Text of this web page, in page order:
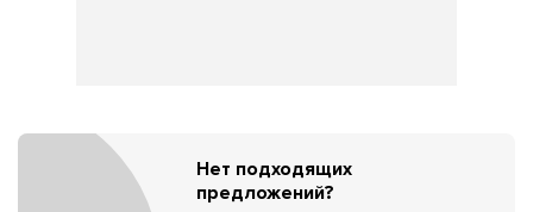
Нет подходящих
предложений?